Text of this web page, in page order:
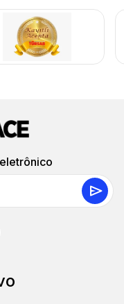
o guia
acolhedora de
curta espera no
Compras em
nossa família e
tarde de inverno.
sobre o porto de
Mercedes